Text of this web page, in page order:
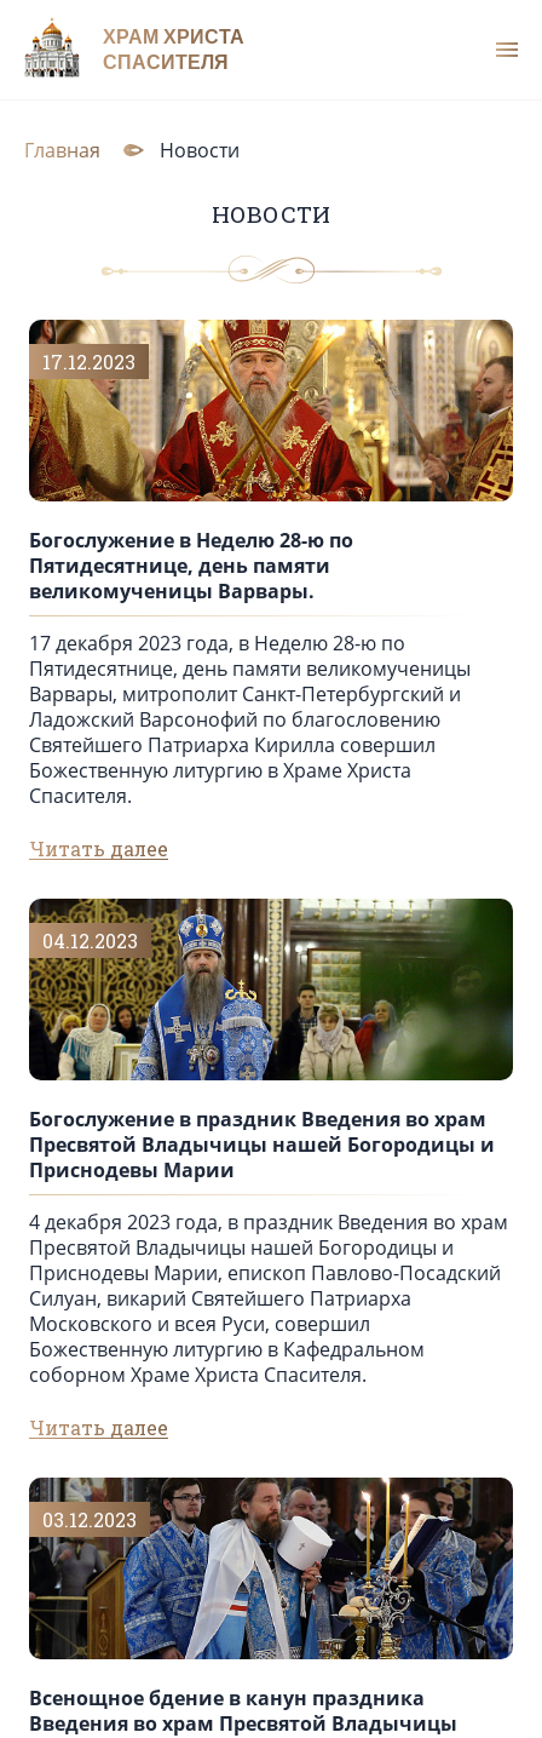
ХРАМ ХРИСТА
СПАСИТЕЛЯ
Главная Новости
НОВОСТИ
17.12.2023
Богослужение в Неделю 28-ю по
Пятидесятнице, день памяти
великомученицы Варвары.
17 декабря 2023 года, в Неделю 28-ю по
Пятидесятнице, день памяти великомученицы
Варвары, митрополит Санкт-Петербургский и
Ладожский Варсонофий по благословению
Святейшего Патриарха Кирилла совершил
Божественную литургию в Храме Христа
Спасителя.
Читать далее
04.12.2023
Богослужение в праздник Введения во храм
Пресвятой Владычицы нашей Богородицы и
Приснодевы Марии
4 декабря 2023 года, в праздник Введения во храм
Пресвятой Владычицы нашей Богородицы и
Приснодевы Марии, епископ Павлово-Посадский
Силуан, викарий Святейшего Патриарха
Московского и всея Руси, совершил
Божественную литургию в Кафедральном
соборном Храме Христа Спасителя.
Читать далее
03.12.2023
Всенощное бдение в канун праздника
Введения во храм Пресвятой Владычицы